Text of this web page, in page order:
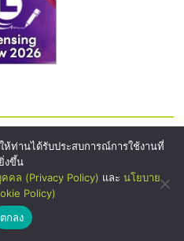
ห้ท่านได้รับประสบการณ์การใช้งานที่
งขึ้น
คล (Privacy Policy) และ นโยบาย
Policy)
ตกลง